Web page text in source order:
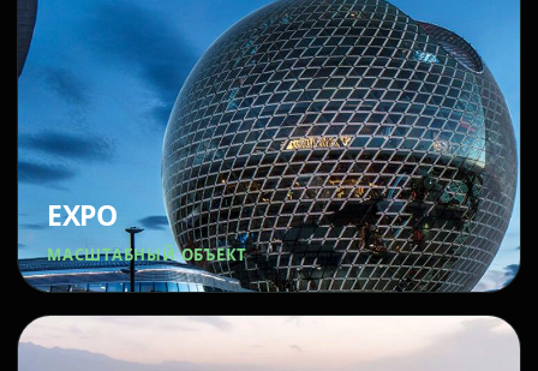
EXPO
МАСШТАБНЫЙ ОБЪЕКТ